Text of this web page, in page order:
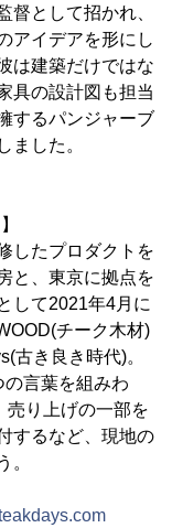
督として招かれ、
アイデアを形にし
は建築だけではな
具の設計図も担当
するパンジャーブ
ました。
したプロダクトを
と、東京に拠点を
して2021年4月に
チーク木材)
古き良き時代)。
言葉を組みわ
売り上げの一部を
するなど、現地の
。